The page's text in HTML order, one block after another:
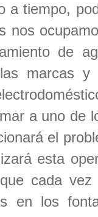
a tiempo,
nos
de
marcas
a uno de
el
esta
cada
en los